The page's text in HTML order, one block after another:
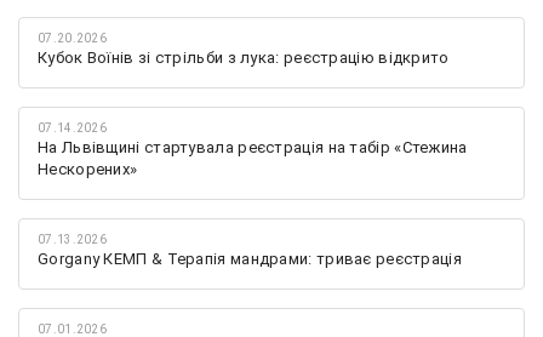
07.20.2026
Кубок Воїнів зі стрільби з лука: реєстрацію відкрито
07.14.2026
На Львівщині стартувала реєстрація на табір «Стежина
Нескорених»
07.13.2026
Gorgany КЕМП & Терапія мандрами: триває реєстрація
07.01.2026